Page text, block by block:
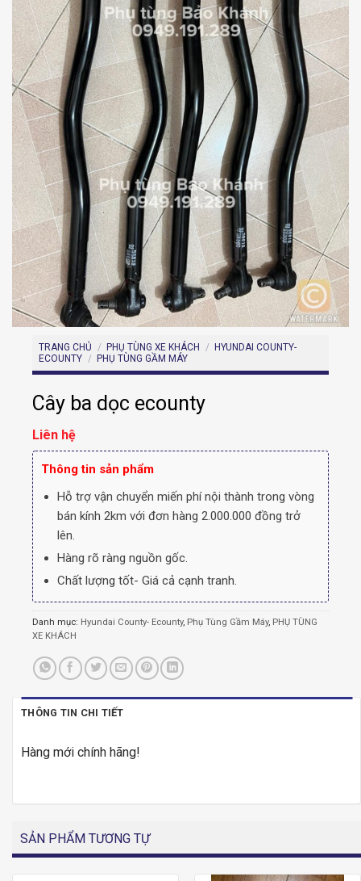
TRANG CHỦ / PHỤ TÙNG XE KHÁCH / HYUNDAI COUNTY-
ECOUNTY / PHỤ TÙNG GẦM MÁY
Cây ba dọc ecounty
Liên hệ
Thông tin sản phẩm
Hỗ trợ vận chuyển miến phí nội thành trong vòng
bán kính 2km với đơn hàng 2.000.000 đồng trở
lên.
Hàng rõ ràng nguồn gốc.
Chất lượng tốt- Giá cả cạnh tranh.
Danh mục: Hyundai County- Ecounty, Phụ Tùng Gầm Máy, PHỤ TÙNG
XE KHÁCH
THÔNG TIN CHI TIẾT
Hàng mới chính hãng!
SẢN PHẨM TƯƠNG TỰ